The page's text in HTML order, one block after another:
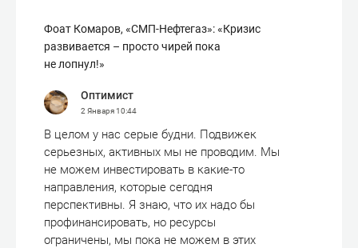
Фоат Комаров, «СМП-Нефтегаз»: «Кризис
развивается – просто чирей пока
не лопнул!»
Оптимист
2 Января10:44
В целом у нас серые будни. Подвижек
серьезных, активных мы не проводим. Мы
не можем инвестировать в какие-то
направления, которые сегодня
перспективны. Я знаю, что их надо бы
профинансировать, но ресурсы
ограничены, мы пока не можем в этих